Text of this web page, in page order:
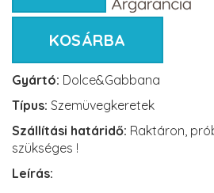
KOSÁRBA
Gyártó: Dolce&Gabbana
Típus: Szemüvegkeretek
Szállítási határidő: Raktáron,
szükséges !
Leírás: